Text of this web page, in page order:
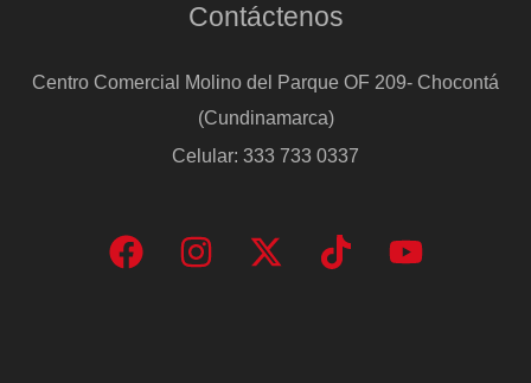
Contáctenos
Centro Comercial Molino del Parque OF 209- Chocontá
(Cundinamarca)
Celular: 333 733 0337